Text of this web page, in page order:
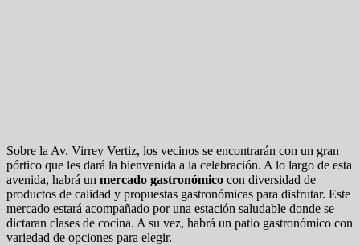
Sobre la Av. Virrey Vertiz, los vecinos se encontrarán con un gran
pórtico que les dará la bienvenida a la celebración. A lo largo de esta
avenida, habrá un mercado gastronómico con diversidad de
productos de calidad y propuestas gastronómicas para disfrutar. Este
mercado estará acompañado por una estación saludable donde se
dictaran clases de cocina. A su vez, habrá un patio gastronómico con
variedad de opciones para elegir.